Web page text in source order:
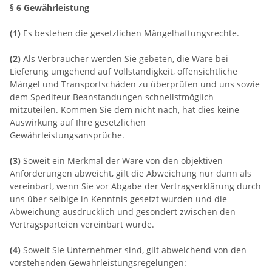
§ 6 Gewährleistung
(1) Es bestehen die gesetzlichen Mängelhaftungsrechte.
(2) Als Verbraucher werden Sie gebeten, die Ware bei
Lieferung umgehend auf Vollständigkeit, offensichtliche
Mängel und Transportschäden zu überprüfen und uns sowie
dem Spediteur Beanstandungen schnellstmöglich
mitzuteilen. Kommen Sie dem nicht nach, hat dies keine
Auswirkung auf Ihre gesetzlichen
Gewährleistungsansprüche.
(3) Soweit ein Merkmal der Ware von den objektiven
Anforderungen abweicht, gilt die Abweichung nur dann als
vereinbart, wenn Sie vor Abgabe der Vertragserklärung durch
uns über selbige in Kenntnis gesetzt wurden und die
Abweichung ausdrücklich und gesondert zwischen den
Vertragsparteien vereinbart wurde.
(4) Soweit Sie Unternehmer sind, gilt abweichend von den
vorstehenden Gewährleistungsregelungen: